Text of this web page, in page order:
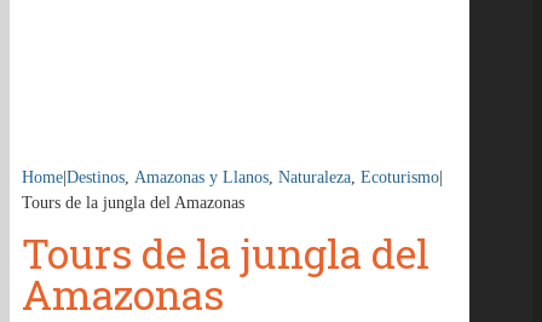
Home|Destinos Amazonas y Llanos Naturaleza Ecoturismo|
Tours de la jungla del Amazonas
Tours de la jungla del
Amazonas